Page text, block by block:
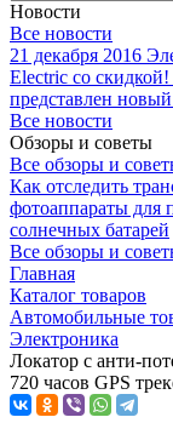
Новости
Все новости
21 декабря 2016
Electric со скидкой!
представлен
Все новости
Обзоры и советы
Все обзоры и
Как отследить
фотоаппараты для
солнечных батарей
Все обзоры и
Главная
Каталог товаров
Автомобильные
Электроника
Локатор с анти-
720 часов GPS